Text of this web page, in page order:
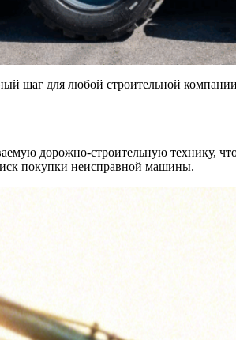
шаг для любой строительной
дорожно-строительную технику,
покупки неисправной машины.